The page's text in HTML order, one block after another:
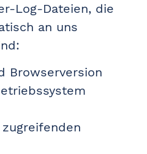
Log-Dateien, die
an uns
Browserversion